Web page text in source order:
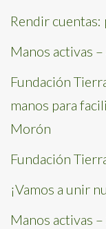
Rendir
Manos activas
Fundación
manos para
Morón
Fundación
¡Vamos a unir
Manos activas